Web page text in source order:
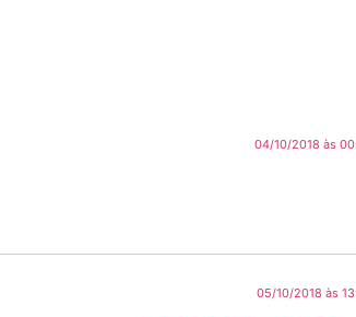
04/10/2018 às
05/10/2018 às